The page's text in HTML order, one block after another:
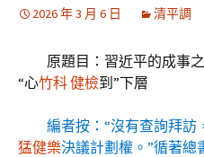
2026 年 3 月 6 日 清平調
原題目：習近平的成事
“心竹科 健檢到”下層
編者按：“沒有查詢拜訪
猛健樂決議計劃權。”循著總